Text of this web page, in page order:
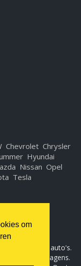
om
Chevrolet Chrysler
Hyundai
Nissan Opel
Tesla
verkoop van auto's.
en type wagens.